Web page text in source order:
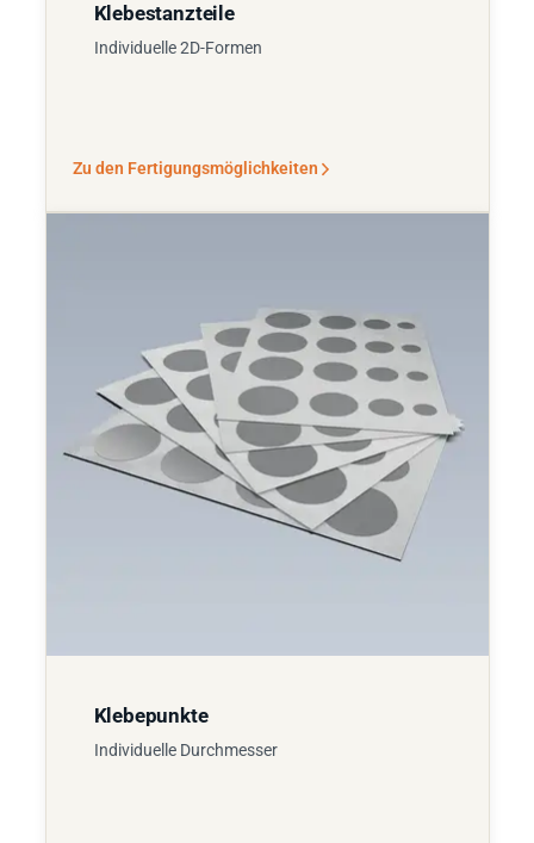
Klebestanzteile
Individuelle 2D-Formen
Zu den Fertigungsmöglichkeiten
Klebepunkte
Individuelle Durchmesser